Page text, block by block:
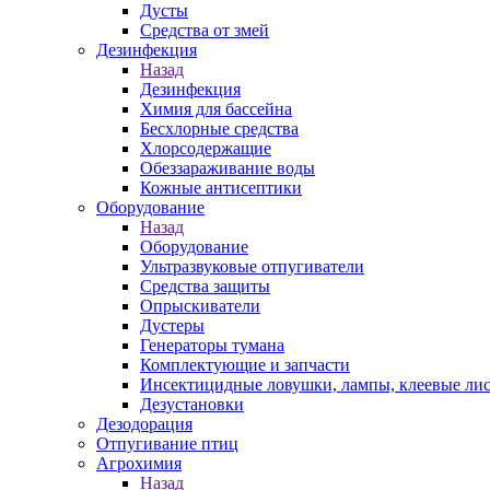
Дусты
Средства от змей
Дезинфекция
Назад
Дезинфекция
Химия для бассейна
Бесхлорные средства
Хлорсодержащие
Обеззараживание воды
Кожные антисептики
Оборудование
Назад
Оборудование
Ультразвуковые отпугиватели
Средства защиты
Опрыскиватели
Дустеры
Генераторы тумана
Комплектующие и запчасти
Инсектицидные ловушки, лампы, клеевые
Дезустановки
Дезодорация
Отпугивание птиц
Агрохимия
Назад